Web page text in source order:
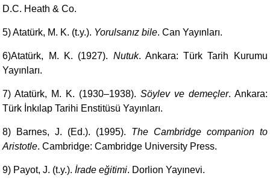
D.C. Heath & Co.
5) Atatürk, M. K. (t.y.). Yorulsanız bile. Can Yayınları.
6)Atatürk, M. K. (1927). Nutuk. Ankara: Türk Tarih Kurumu
Yayınları.
7) Atatürk, M. K. (1930–1938). Söylev ve demeçler. Ankara:
Türk İnkılap Tarihi Enstitüsü Yayınları.
8) Barnes, J. (Ed.). (1995). The Cambridge companion to
Aristotle. Cambridge: Cambridge University Press.
9) Payot, J. (t.y.).İrade eğitimi. Dorlion Yayınevi.